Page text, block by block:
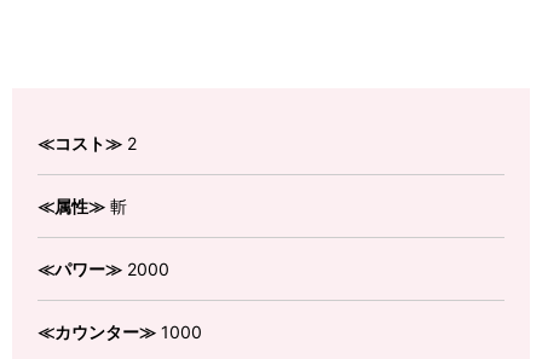
≪コスト≫ 2
≪属性≫ 斬
≪パワー≫ 2000
≪カウンター≫ 1000